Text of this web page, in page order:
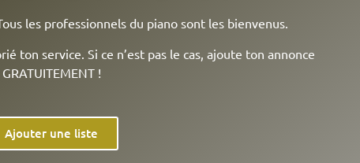
les professionnels du piano sont les bienvenus.
ton service. Si ce n’est pas le cas, ajoute ton annonce
GRATUITEMENT !
Ajouter une liste